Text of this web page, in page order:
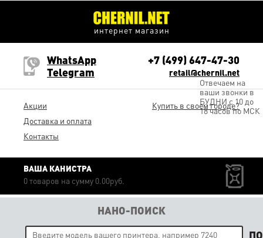
интернет магазин
Акции
Доставка и оплата
Контакты
WhatsApp
Telegram
retail@chernil.net
+7 (499) 647-47-30
Отвечаем на
ваши звонки в
БУДНИ с 10 до
18 часов по МСК
Купить в своем городе?
ВАША КАНИСТРА
0 товаров на сумму 0.00руб.
НАНО-ПОИСК